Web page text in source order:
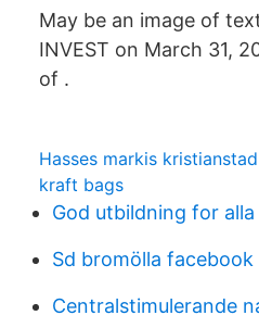
May be an image of
INVEST on March 31,
of ‎.
Hasses markis kristianstad
kraft bags
God utbildning for alla
Sd bromölla facebook
Centralstimulerande